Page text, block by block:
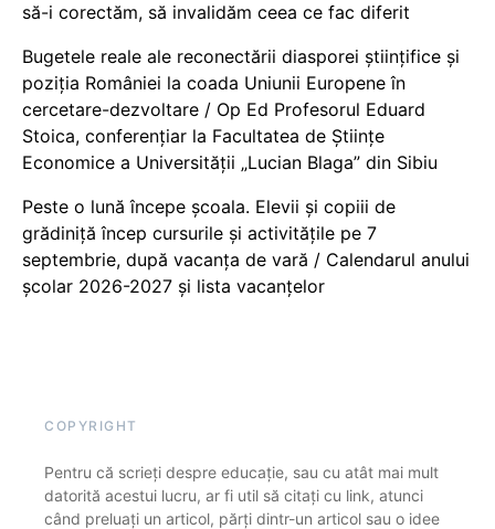
să-i corectăm, să invalidăm ceea ce fac diferit
Bugetele reale ale reconectării diasporei științifice și
poziția României la coada Uniunii Europene în
cercetare-dezvoltare / Op Ed Profesorul Eduard
Stoica, conferențiar la Facultatea de Științe
Economice a Universității „Lucian Blaga” din Sibiu
Peste o lună începe școala. Elevii și copiii de
grădiniță încep cursurile și activitățile pe 7
septembrie, după vacanța de vară / Calendarul anului
școlar 2026-2027 și lista vacanțelor
COPYRIGHT
Pentru că scrieți despre educație, sau cu atât mai mult
datorită acestui lucru, ar fi util să citați cu link, atunci
când preluați un articol, părți dintr-un articol sau o idee